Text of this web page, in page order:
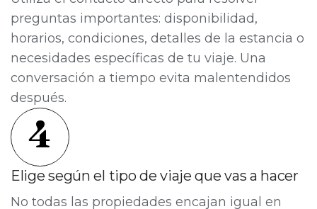
preguntas importantes: disponibilidad,
horarios, condiciones, detalles de la estancia o
necesidades específicas de tu viaje. Una
conversación a tiempo evita malentendidos
después.
4
Elige según el tipo de viaje que vas a hacer
No todas las propiedades encajan igual en